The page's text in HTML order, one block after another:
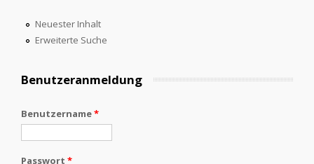
Neuester Inhalt
Erweiterte Suche
Benutzeranmeldung
Benutzername*
Passwort *